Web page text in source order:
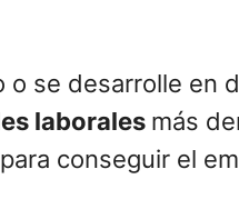
se desarrolle
laborales más
conseguir el